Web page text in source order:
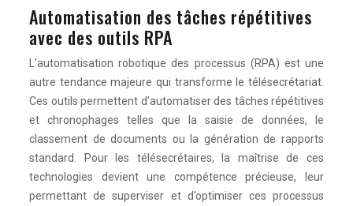
Automatisation des tâches répétitives
avec des outils RPA
L’automatisation robotique des processus (RPA) est une
autre tendance majeure qui transforme le télésecrétariat.
Ces outils permettent d’automatiser des tâches répétitives
et chronophages telles que la saisie de données, le
classement de documents ou la génération de rapports
standard. Pour les télésecrétaires, la maîtrise de ces
technologies devient une compétence précieuse, leur
permettant de superviser et d’optimiser ces processus